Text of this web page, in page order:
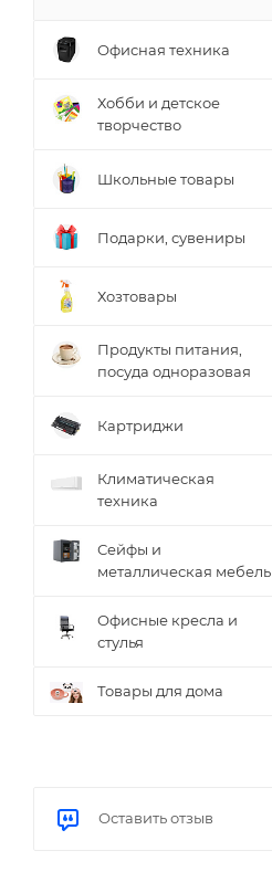
Офисная техника
Хобби и детское
творчество
Школьные товары
Подарки, сувениры
Хозтовары
Продукты питания,
посуда одноразовая
Картриджи
Климатическая
техника
Сейфы и
металлическая мебель
Офисные кресла и
стулья
Товары для дома
Оставить отзыв